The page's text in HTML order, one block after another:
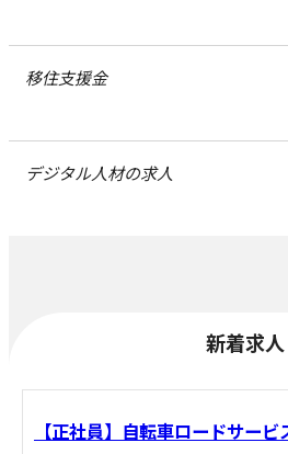
移住支援金
デジタル人材の求人
新着求人
【正社員】自転車ロードサー